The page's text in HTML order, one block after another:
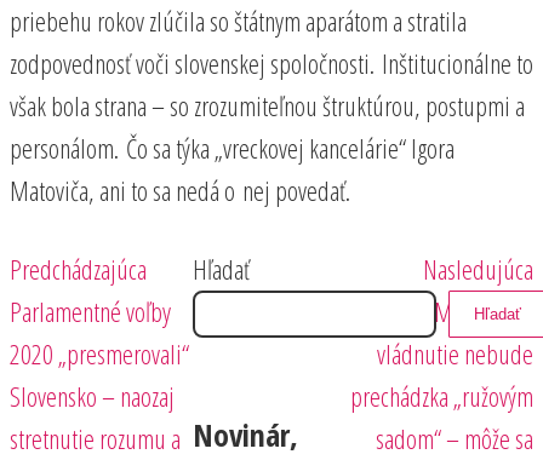
priebehu rokov zlúčila so štátnym aparátom a stratila
zodpovednosť voči slovenskej spoločnosti. Inštitucionálne to
však bola strana – so zrozumiteľnou štruktúrou, postupmi a
personálom. Čo sa týka „vreckovej kancelárie“ Igora
Matoviča, ani to sa nedá o nej povedať.
Navigácia
v
článku
Predchádzajúci
príspevok
Predchádzajúca
Parlamentné voľby
2020 „presmerovali“
Slovensko – naozaj
stretnutie rozumu a
Nasledujúci
príspevok
Nasledujúca
Matovičove
vládnutie nebude
prechádzka „ružovým
sadom“ – môže sa
Hľadať
Hľadať
Novinár,